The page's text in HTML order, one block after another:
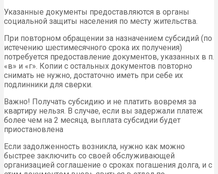
Указанные документы предоставляются в органы
социальной защиты населения по месту жительства.
При повторном обращении за назначением субсидий (по
истечению шестимесячного срока их получения)
потребуется предоставление документов, указанных в п.
«в» и «г». Копии с остальных документов повторно
снимать не нужно, достаточно иметь при себе их
подлинники для сверки.
Важно! Получать субсидию и не платить вовремя за
квартиру нельзя. В случае, если вы задержали платеж
более чем на 2 месяца, выплата субсидии будет
приостановлена
Если задолженность возникла, нужно как можно
быстрее заключить со своей обслуживающей
организацией соглашение о сроках погашения долга, и с